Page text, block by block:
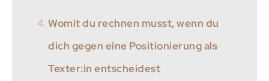
Womit du rechnen musst, wenn du
dich gegen eine Positionierung als
Texter:in entscheidest